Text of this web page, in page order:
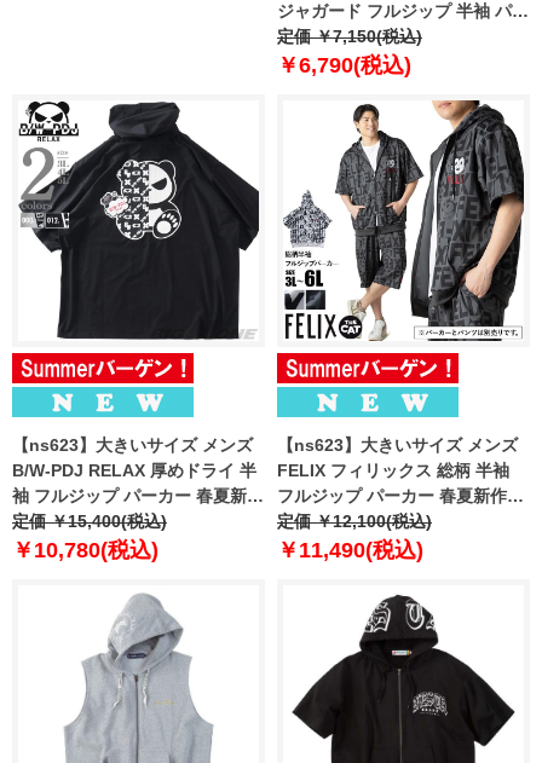
ジャガード フルジップ 半袖 パー
カー 春夏新作 66-48275-2
定価 ￥7,150(税込)
￥6,790(税込)
【ns623】大きいサイズ メンズ
B/W-PDJ RELAX 厚めドライ 半
袖 フルジップ パーカー 春夏新作
526856k
定価 ￥15,400(税込)
￥10,780(税込)
【ns623】大きいサイズ メンズ
FELIX フィリックス 総柄 半袖
フルジップ パーカー 春夏新作
126626 【fre】
定価 ￥12,100(税込)
￥11,490(税込)